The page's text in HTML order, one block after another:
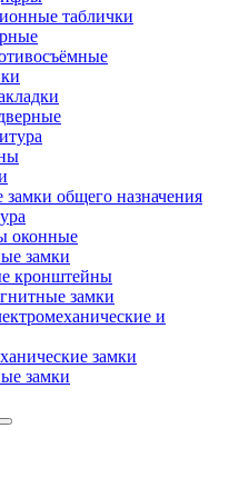
таблички
общего назначения
оконные
замки
кронштейны
замки
и
замки
замки